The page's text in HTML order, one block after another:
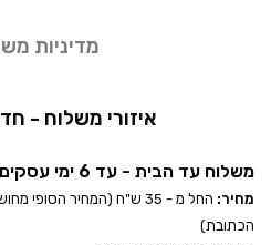
מדיניות
איזורי משלוח -
משלוח עד הבית - עד 6 ימי עסקים:
מחיר:
החל מ - 35 ש"ח (המחיר
הכתובת)